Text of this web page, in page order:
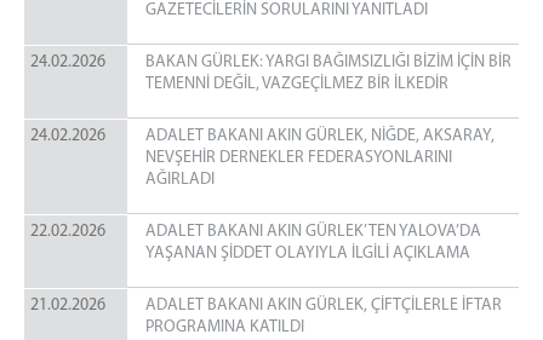
GAZETECİLERİN SORULARINI YANITLADI
24.02.2026
BAKAN GÜRLEK: YARGI BAĞIMSIZLIĞI BİZİM İÇİN BİR
TEMENNİ DEĞİL, VAZGEÇİLMEZ BİR İLKEDİR
24.02.2026
ADALET BAKANI AKIN GÜRLEK, NİĞDE, AKSARAY,
NEVŞEHİR DERNEKLER FEDERASYONLARINI
AĞIRLADI
22.02.2026
ADALET BAKANI AKIN GÜRLEK’TEN YALOVA’DA
YAŞANAN ŞİDDET OLAYIYLA İLGİLİ AÇIKLAMA
21.02.2026
ADALET BAKANI AKIN GÜRLEK, ÇİFTÇİLERLE İFTAR
PROGRAMINA KATILDI